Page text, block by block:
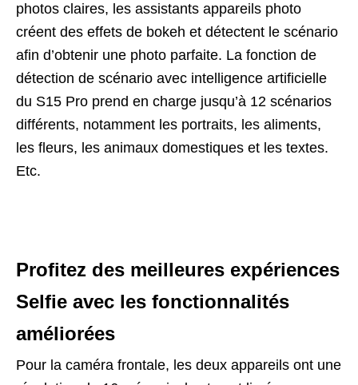
photos claires, les assistants appareils photo
créent des effets de bokeh et détectent le scénario
afin d’obtenir une photo parfaite. La fonction de
détection de scénario avec intelligence artificielle
du S15 Pro prend en charge jusqu’à 12 scénarios
différents, notamment les portraits, les aliments,
les fleurs, les animaux domestiques et les textes.
Etc.
Profitez des meilleures expériences
Selfie avec les fonctionnalités
améliorées
Pour la caméra frontale, les deux appareils ont une